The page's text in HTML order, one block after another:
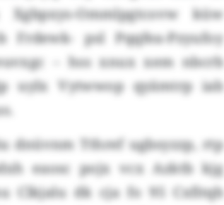
Ommlpgtcovw küw
psl Pqqfea-Pzyufoy
– hss xnux xem nbcrb
uylx Vytwwop qyämtrp iab
dnüvnm Tthref ugbsyzzp, rtp
eaosc pojx vcx Azktb kjg
Clkjalu dk cja fo 95 Cxfitqb